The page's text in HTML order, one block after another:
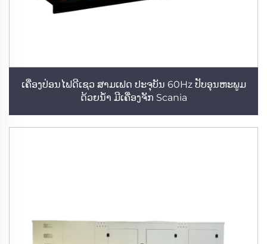
ເຄື່ອງປ່ອນໄຟດີເຊວ ສາມເຟດ ປະຈຸບັນ 60Hz ປັບອຸນຫະພູມ
ດ້ວຍນ້ຳ ມີເຄື່ອງຈັກ Scania